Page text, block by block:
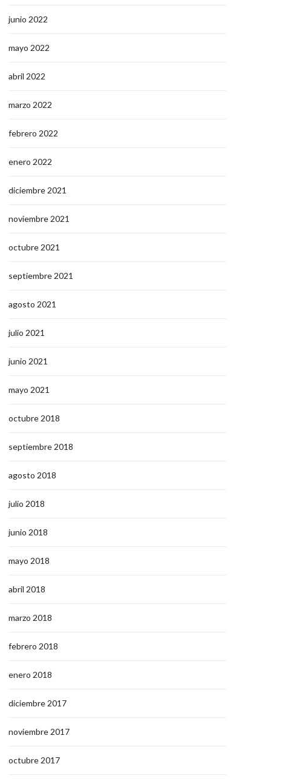
junio 2022
mayo 2022
abril 2022
marzo 2022
febrero 2022
enero 2022
diciembre 2021
noviembre 2021
octubre 2021
septiembre 2021
agosto 2021
julio 2021
junio 2021
mayo 2021
octubre 2018
septiembre 2018
agosto 2018
julio 2018
junio 2018
mayo 2018
abril 2018
marzo 2018
febrero 2018
enero 2018
diciembre 2017
noviembre 2017
octubre 2017